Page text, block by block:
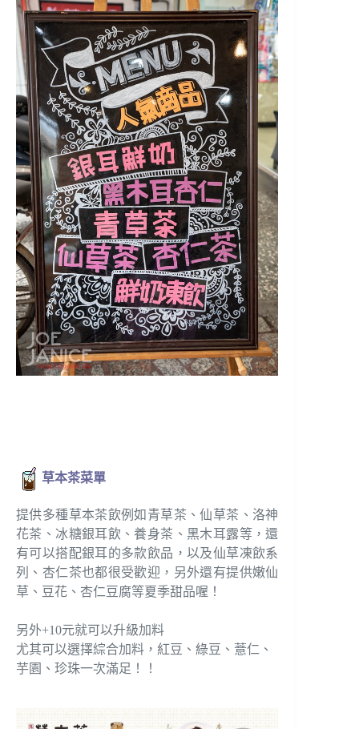
草本茶菜單
提供多種草本茶飲例如青草茶、仙草茶、洛神
花茶、冰糖銀耳飲、養身茶、黑木耳露等，還
有可以搭配銀耳的多款飲品，以及仙草凍飲系
列、杏仁茶也都很受歡迎，另外還有提供嫩仙
草、豆花、杏仁豆腐等夏季甜品喔！
另外+10元就可以升級加料
尤其可以選擇綜合加料，紅豆、綠豆、薏仁、
芋園、珍珠一次滿足！！